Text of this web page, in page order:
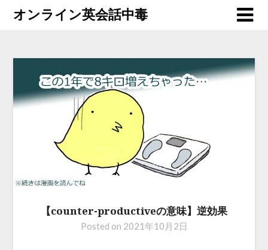
オンライン英会話中毒
【counter-productiveの意味】逆効果
Posted on 2021年10月2日